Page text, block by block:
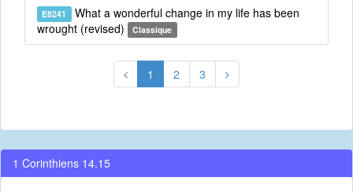
E8241 What a wonderful change in my life has been
wrought (revised)
Classique
1 2 3
1 Corinthiens 14.15